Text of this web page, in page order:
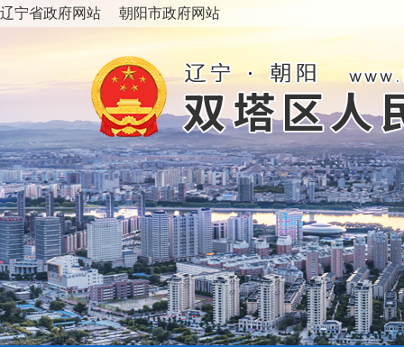
辽宁省政府网站 朝阳市政府网站